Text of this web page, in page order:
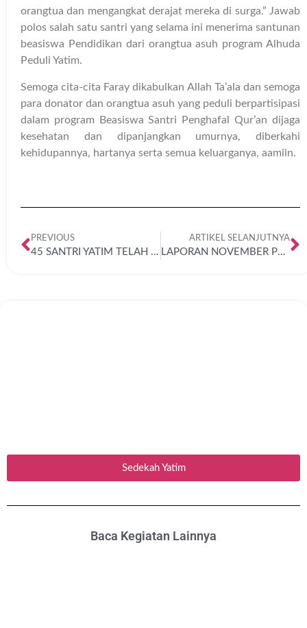
orangtua dan mengangkat derajat mereka di surga.” Jawab
polos salah satu santri yang selama ini menerima santunan
beasiswa Pendidikan dari orangtua asuh program Alhuda
Peduli Yatim.
Semoga cita-cita Faray dikabulkan Allah Ta’ala dan semoga
para donator dan orangtua asuh yang peduli berpartisipasi
dalam program Beasiswa Santri Penghafal Qur’an dijaga
kesehatan dan dipanjangkan umurnya, diberkahi
kehidupannya, hartanya serta semua keluarganya, aamiin.
PREVIOUS
45 SANTRI YATIM TELAH DAPAT MANFAATNYA
ARTIKEL SELANJUTNYA
LAPORAN NOVEMBER PENYALURAN SEDEKAH YATIM
Sedekah Yatim
Baca Kegiatan Lainnya